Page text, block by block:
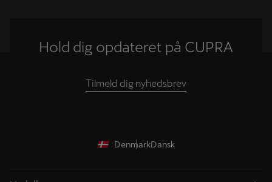
Hold dig opdateret på CUPRA
Tilmeld dig nyhedsbrev
DenmarkDansk